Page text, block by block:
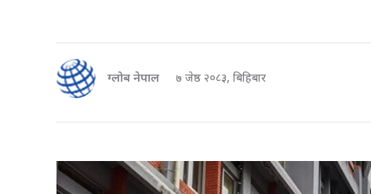
ग्लोब नेपाल ७ जेष्ठ २०८३, बिहिबार